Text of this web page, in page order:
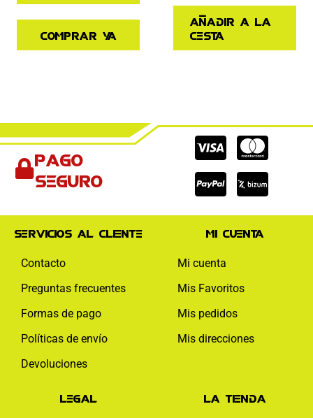
Comprar ya
Añadir a la
cesta
Pago
seguro
Cc-
visa
Cc-
Cc-
paypal
Servicios al cliente
Contacto
Preguntas frecuentes
Formas de pago
Políticas de envío
Devoluciones
Mi cuenta
Mi cuenta
Mis Favoritos
Mis pedidos
Mis direcciones
Legal La tienda